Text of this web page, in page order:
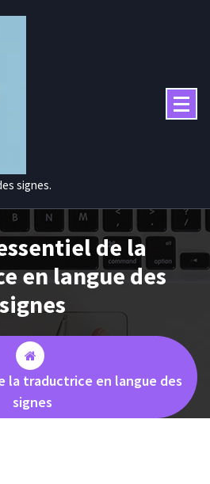
signes.
de la
en langue des
signes
la traductrice en langue des
signes